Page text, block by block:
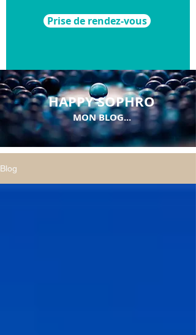
Prise de rendez-vous
HAPPY SOPHRO
MON BLOG...
Blog